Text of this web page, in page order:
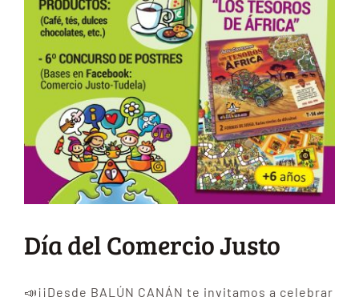
Día del Comercio Justo
📣¡¡Desde BALÚN CANÁN te invitamos a celebrar